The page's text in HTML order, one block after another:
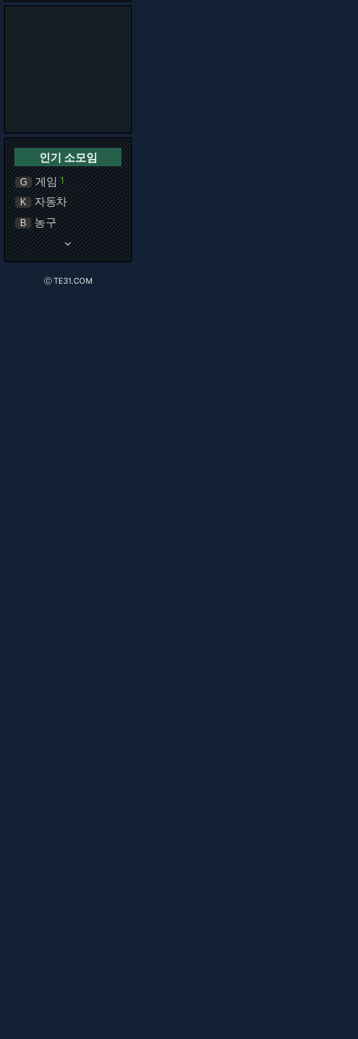
인기 소모임
G 게임 1
K 자동차
B 농구
keyboard_arrow_down
ⓒ TE31.COM